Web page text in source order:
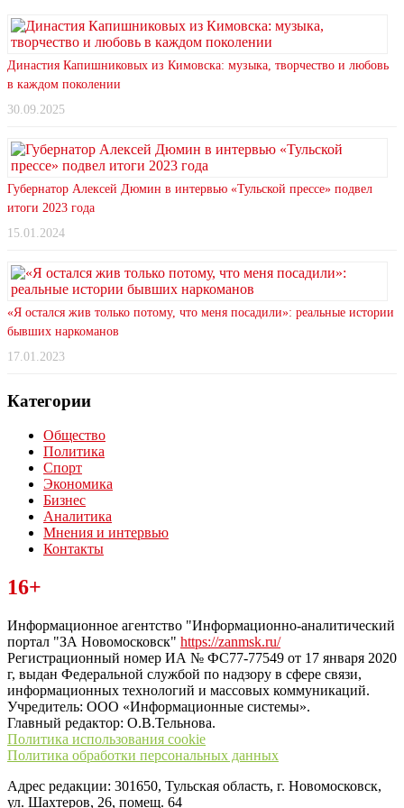
Династия Капишниковых из Кимовска: музыка, творчество и любовь
в каждом поколении
30.09.2025
Губернатор Алексей Дюмин в интервью «Тульской прессе» подвел
итоги 2023 года
15.01.2024
«Я остался жив только потому, что меня посадили»: реальные истории
бывших наркоманов
17.01.2023
Категории
Общество
Политика
Спорт
Экономика
Бизнес
Аналитика
Мнения и интервью
Контакты
Читайте последние новости дня в Тульской области на сайте
“ЗаНовомосковск”
16+
Информационное агентство "Информационно-аналитический
портал "ЗА Новомосковск" https://zanmsk.ru/
Регистрационный номер ИА № ФС77-77549 от 17 января 2020
г, выдан Федеральной службой по надзору в сфере связи,
информационных технологий и массовых коммуникаций.
Учредитель: ООО «Информационные системы».
Главный редактор: О.В.Тельнова.
Политика использования cookie
Политика обработки персональных данных
Адрес редакции: 301650, Тульская область, г. Новомосковск,
ул. Шахтеров, 26, помещ. 64